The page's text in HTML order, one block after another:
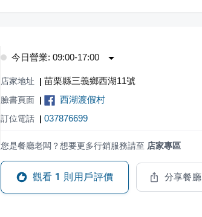
今日營業: 09:00-17:00
店家地址 | 苗栗縣三義鄉西湖11號
臉書頁面 | 西湖渡假村
訂位電話 | 037876699
您是餐廳老闆？想要更多行銷服務請至 店家專區
觀看 1 則用戶評價 分享餐廳